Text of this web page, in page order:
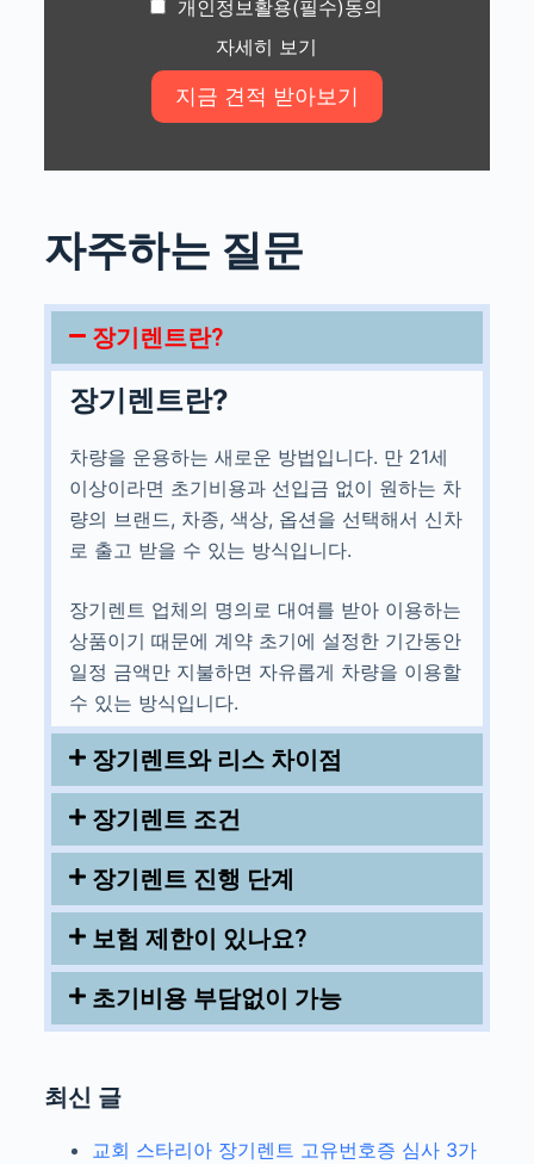
개인정보활용(필수)동의
자세히 보기
자주하는 질문
장기렌트란?
장기렌트란?
차량을 운용하는 새로운 방법입니다. 만 21세
이상이라면 초기비용과 선입금 없이 원하는 차
량의 브랜드, 차종, 색상, 옵션을 선택해서 신차
로 출고 받을 수 있는 방식입니다.
장기렌트 업체의 명의로 대여를 받아 이용하는
상품이기 때문에 계약 초기에 설정한 기간동안
일정 금액만 지불하면 자유롭게 차량을 이용할
수 있는 방식입니다.
장기렌트와 리스 차이점
장기렌트 조건
장기렌트 진행 단계
보험 제한이 있나요?
초기비용 부담없이 가능
최신 글
교회 스타리아 장기렌트 고유번호증 심사 3가